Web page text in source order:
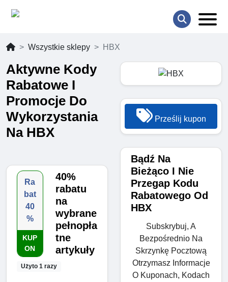
Wszystkie sklepy HBX
Aktywne Kody
Rabatowe I
Promocje Do
Wykorzystania
Na HBX
Ra
bat
40
%
KUP
ON
Użyto 1 razy
40%
rabatu
na
wybrane
pełnopła
tne
artykuły
Prześlij kupon
Bądź Na
Bieżąco I Nie
Przegap Kodu
Rabatowego Od
HBX
Subskrybuj, A
Bezpośrednio Na
Skrzynkę Pocztową
Otrzymasz Informacje
O Kuponach, Kodach